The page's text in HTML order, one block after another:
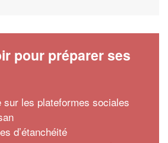
pour préparer ses
sur les plateformes sociales
d’étanchéité